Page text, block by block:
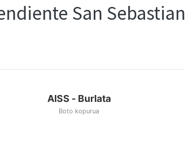
San Sebastian
AISS - Burlata
Boto kopurua